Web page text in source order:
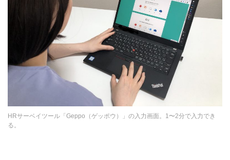
HRサーベイツール「Geppo（ゲッポウ）」の入力画面。1〜2分で入力でき
る。